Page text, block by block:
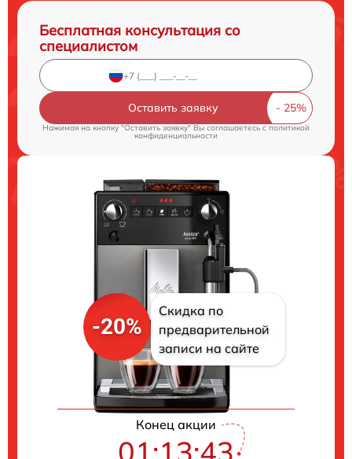
Бесплатная консультация со
специалистом
Оставить заявку
Нажимая на кнопку "Оставить заявку" Вы соглашаетесь cполитикой
конфиденциальности
-20%
Скидка по
предварительной
записи на сайте
Конец акции
01:13:42